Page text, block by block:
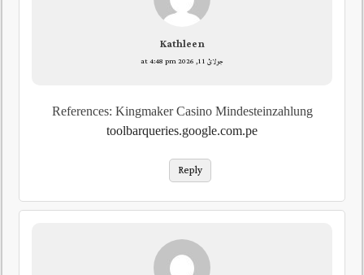
Kathleen
جولائ 11, 2026 at 4:48 pm
References: Kingmaker Casino Mindesteinzahlung
toolbarqueries.google.com.pe
Reply